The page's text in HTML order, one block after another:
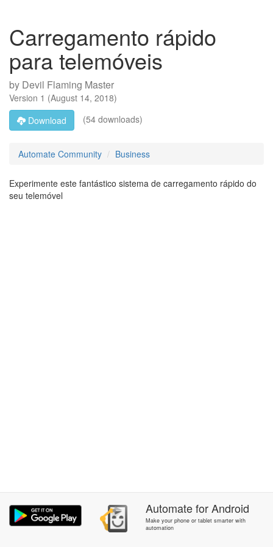
Carregamento rápido
para telemóveis
by Devil Flaming Master
Version 1 (August 14, 2018)
Download
(54 downloads)
Automate Community Business
Experimente este fantástico sistema de carregamento rápido do
seu telemóvel
AutomateforAndroid
Make your phone or tablet smarter with
automation